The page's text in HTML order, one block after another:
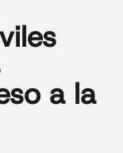
a la